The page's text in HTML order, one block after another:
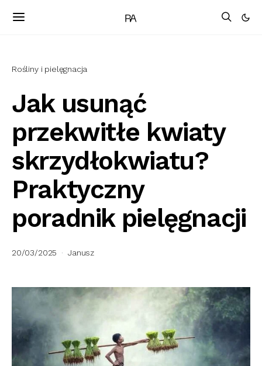
Rośliny i pielęgnacja
Jak usunąć
przekwitłe kwiaty
skrzydłokwiatu?
Praktyczny
poradnik pielęgnacji
20/03/2025 Janusz